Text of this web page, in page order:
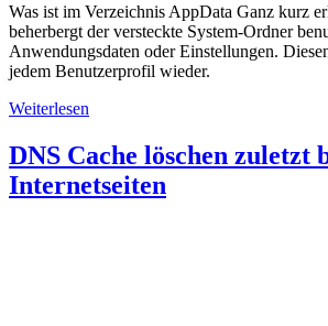
Was ist im Verzeichnis AppData Ganz kurz
beherbergt der versteckte System-Ordner
Anwendungsdaten oder Einstellungen.
jedem Benutzerprofil wieder.
Weiterlesen
DNS Cache löschen zuletzt
Internetseiten